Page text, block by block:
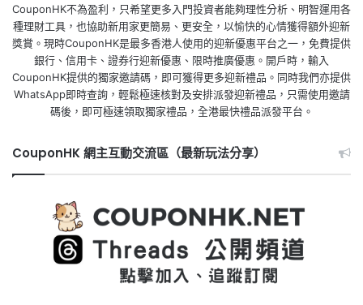
CouponHK不為盈利，只希望更多入門投資者能夠理性分析、明智運用各
種理財工具，也協助新用家更簡易、更安全，以愉快的心情獲得額外迎新
獎賞。現時CouponHK是最多香港人使用的迎新優惠平台之一，免費提供
銀行、信用卡、證券行迎新優惠、限時推廣優惠。開戶時，輸入
CouponHK提供的獨家邀請碼，即可獲得更多迎新禮品。同時我們亦提供
WhatsApp即時查詢，輕鬆極速核對及安排派發迎新禮品，只需使用邀請
碼後，即可極速領取獨家禮品，全港最快禮品派發平台。
CouponHK 網主互動交流區（最新玩法分享）